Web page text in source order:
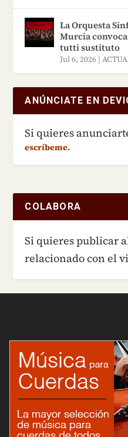
La Orquesta
Murcia
tutti sustituto
Jul 6, 2026 |
ANÚNCIATE EN
Si quieres
escríbeme.
COLABORA
Si quieres publicar
relacionado con el